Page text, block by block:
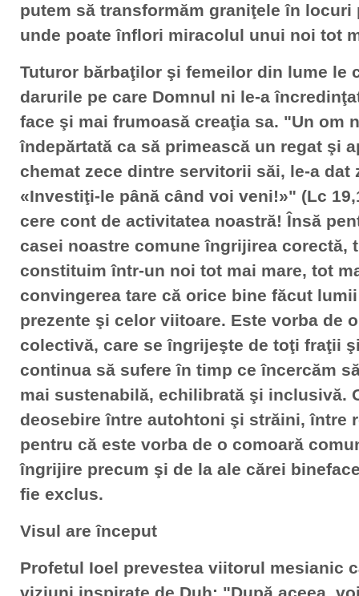
putem să transformăm graniţele în
unde poate înflori miracolul unui noi tot
Tuturor bărbaţilor şi femeilor din lume le
darurile pe care Domnul ni le-a
face şi mai frumoasă creaţia sa. "Un om
îndepărtată ca să primească un regat şi
chemat zece dintre servitorii săi, le-a dat
«Investiţi-le până când voi veni!»" (Lc
cere cont de activitatea noastră! Însă
casei noastre comune îngrijirea corectă,
constituim într-un noi tot mai mare, tot
convingerea tare că orice bine făcut
prezente şi celor viitoare. Este vorba de
colectivă, care se îngrijeşte de toţi fraţii
continua să sufere în timp ce încercăm
mai sustenabilă, echilibrată şi inclusivă.
deosebire între autohtoni şi străini, între
pentru că este vorba de o comoară
îngrijire precum şi de la ale cărei
fie exclus.
Visul are început
Profetul Ioel prevestea viitorul mesianic